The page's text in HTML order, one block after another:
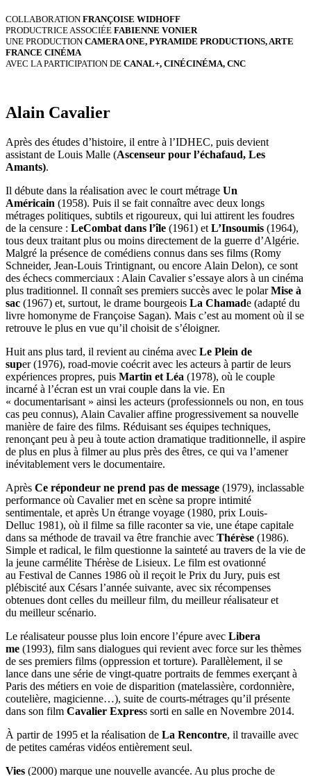
COLLABORATION FRANÇOISE WIDHOFF
PRODUCTRICE ASSOCIÉE FABIENNE VONIER
UNE PRODUCTION CAMERA ONE, PYRAMIDE PRODUCTIONS, ARTE
FRANCE CINÉMA
AVEC LA PARTICIPATION DE CANAL+, CINÉCINÉMA, CNC
Alain Cavalier
Après des études d’histoire, il entre à l’IDHEC, puis devient
assistant de Louis Malle (Ascenseur pour l’échafaud, Les
Amants).
Il débute dans la réalisation avec le court métrage Un
Américain (1958). Puis il se fait connaître avec deux longs
métrages politiques, subtils et rigoureux, qui lui attirent les foudres
de la censure : LeCombat dans l’île (1961) et L’Insoumis (1964),
tous deux traitant plus ou moins directement de la guerre d’Algérie.
Malgré la présence de comédiens connus dans ses films (Romy
Schneider, Jean-Louis Trintignant, ou encore Alain Delon), ce sont
des échecs commerciaux : Alain Cavalier s’essaye alors à un cinéma
plus traditionnel. Il connaît ses premiers succès avec le polarMise à
sac (1967) et, surtout, le drame bourgeois La Chamade (adapté du
livre homonyme de Françoise Sagan). Mais c’est au moment où il se
retrouve le plus en vue qu’il choisit de s’éloigner.
Huit ans plus tard, il revient au cinéma avec Le Plein de
super (1976), road-movie coécrit avec les acteurs à partir de leurs
expériences propres, puis Martin et Léa (1978), où le couple
incarné à l’écran est un vrai couple dans la vie. En
« documentarisant » ainsi les acteurs (professionnels ou non, en tous
cas peu connus), Alain Cavalier affine progressivement sa nouvelle
manière de faire des films. Réduisant ses équipes techniques,
renonçant peu à peu à toute action dramatique traditionnelle, il aspire
de plus en plus à filmer au plus près des êtres, ce qui va l’amener
inévitablement vers le documentaire.
Après Ce répondeur ne prend pas de message (1979), inclassable
performance où Cavalier met en scène sa propre intimité
sentimentale, et après Un étrange voyage (1980, prix Louis-
Delluc 1981), où il filme sa fille raconter sa vie, une étape capitale
dans sa méthode de travail va être franchie avec Thérèse (1986).
Simple et radical, le film questionne la sainteté au travers de la vie de
la jeune carmélite Thérèse de Lisieux. Le film est ovationné
au Festival de Cannes 1986 où il reçoit le Prix du Jury, puis est
plébiscité aux Césars l’année suivante, avec six récompenses
obtenues dont celles du meilleur film, du meilleur réalisateur et
du meilleur scénario.
Le réalisateur pousse plus loin encore l’épure avec Libera
me (1993), film sans dialogues qui revient avec force sur les thèmes
de ses premiers films (oppression et torture). Parallèlement, il se
lance dans une série de vingt-quatre portraits de femmes exerçant à
Paris des métiers en voie de disparition (matelassière, cordonnière,
coutelière, magicienne…), suite de courts-métrages qu’il présente
dans son film Cavalier Express sorti en salle en Novembre 2014.
À partir de 1995 et la réalisation de La Rencontre, il travaille avec
de petites caméras vidéos entièrement seul.
Vies (2000) marque une nouvelle avancée. Au plus proche de